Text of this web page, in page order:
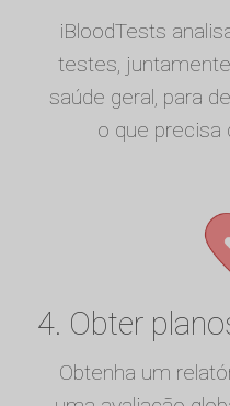
iBloodTests
testes,
saúde geral, para
o que precisa
4. Obter
Obtenha um